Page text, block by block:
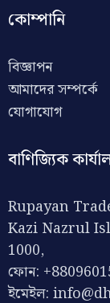
কোম্পানি
বিজ্ঞাপন
আমাদের সম্পর্কে
যোগাযোগ
বাণিজ্যিক
Rupayan
Kazi Nazrul
1000,
ফোন:
ইমেইল: